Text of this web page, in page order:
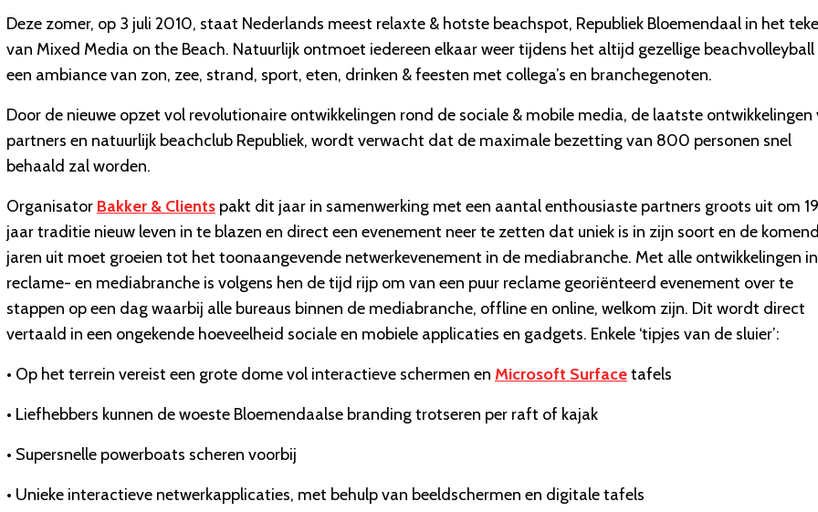
Deze zomer, op 3 juli 2010, staat Nederlands meest relaxte & hotste beachspot, Republiek Bloemendaal in het
van Mixed Media on the Beach. Natuurlijk ontmoet iedereen elkaar weer tijdens het altijd gezellige beachvolleyball
een ambiance van zon, zee, strand, sport, eten, drinken & feesten met collega’s en branchegenoten.
Door de nieuwe opzet vol revolutionaire ontwikkelingen rond de sociale & mobile media, de laatste ontwikkelingen
partners en natuurlijk beachclub Republiek, wordt verwacht dat de maximale bezetting van 800 personen snel
behaald zal worden.
Organisator Bakker & Clients pakt dit jaar in samenwerking met een aantal enthousiaste partners groots uit om 19
jaar traditie nieuw leven in te blazen en direct een evenement neer te zetten dat uniek is in zijn soort en de
jaren uit moet groeien tot het toonaangevende netwerkevenement in de mediabranche. Met alle ontwikkelingen
reclame- en mediabranche is volgens hen de tijd rijp om van een puur reclame georiënteerd evenement over te
stappen op een dag waarbij alle bureaus binnen de mediabranche, offline en online, welkom zijn. Dit wordt direct
vertaald in een ongekende hoeveelheid sociale en mobiele applicaties en gadgets. Enkele ‘tipjes van de sluier’:
• Op het terrein vereist een grote dome vol interactieve schermen en Microsoft Surfacetafels
• Liefhebbers kunnen de woeste Bloemendaalse branding trotseren per raft of kajak
• Supersnelle powerboats scheren voorbij
• Unieke interactieve netwerkapplicaties, met behulp van beeldschermen en digitale tafels